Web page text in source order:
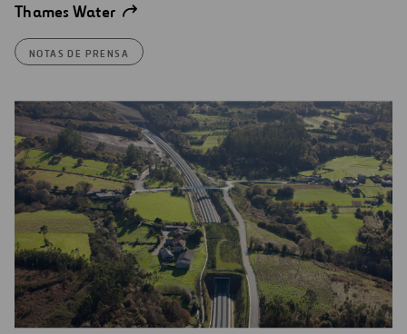
Thames Water
NOTAS DE PRENSA